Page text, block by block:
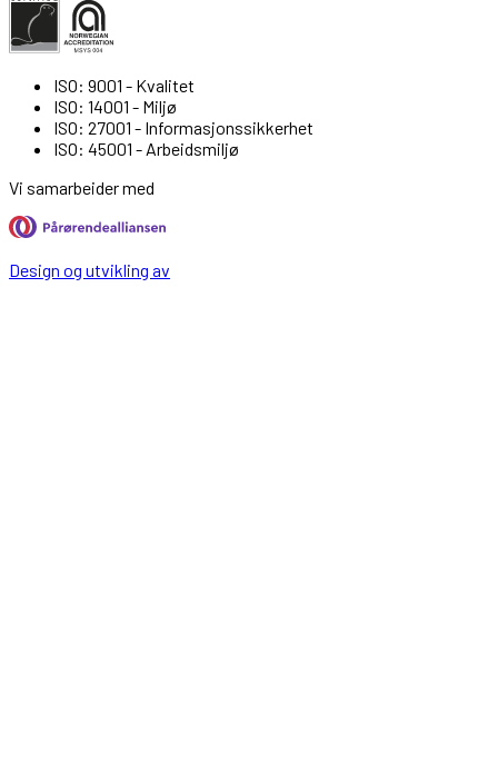
ISO: 9001 - Kvalitet
ISO: 14001 - Miljø
ISO: 27001 - Informasjonssikkerhet
ISO: 45001 - Arbeidsmiljø
Vi samarbeider med
Design og utvikling av